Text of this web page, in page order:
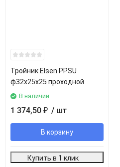
Тройник Elsen PPSU
ф32х25х25 проходной
В наличии
1 374,50 ₽ / шт
В корзину
Купить в 1 клик